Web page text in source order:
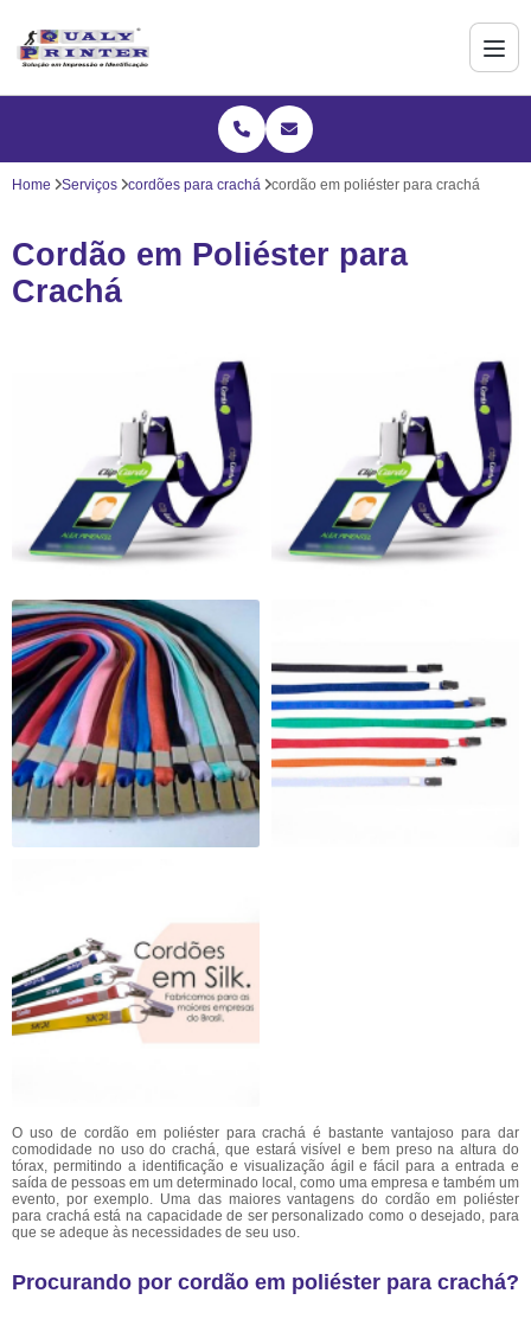
Home Serviços cordões para crachá cordão em poliéster para crachá
Cordão em Poliéster para
Crachá
O uso de cordão em poliéster para crachá é bastante vantajoso para dar
comodidade no uso do crachá, que estará visível e bem preso na altura do
tórax, permitindo a identificação e visualização ágil e fácil para a entrada e
saída de pessoas em um determinado local, como uma empresa e também um
evento, por exemplo. Uma das maiores vantagens do cordão em poliéster
para crachá está na capacidade de ser personalizado como o desejado, para
que se adeque às necessidades de seu uso.
Procurando por cordão em poliéster para crachá?